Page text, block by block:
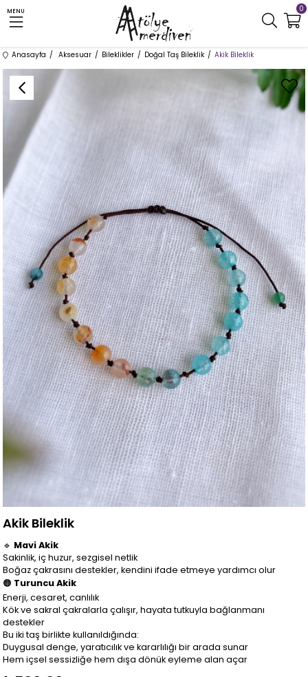
MENU 0
Anasayfa Aksesuar Bileklikler Doğal Taş Bileklik Akik Bileklik
Akik Bileklik
🔹 Mavi Akik
Sakinlik, iç huzur, sezgisel netlik
Boğaz çakrasını destekler, kendini ifade etmeye yardımcı olur
🟠 Turuncu Akik
Enerji, cesaret, canlılık
Kök ve sakral çakralarla çalışır, hayata tutkuyla bağlanmanı
destekler
Bu iki taş birlikte kullanıldığında:
Duygusal denge, yaratıcılık ve kararlılığı bir arada sunar
Hem içsel sessizliğe hem dışa dönük eyleme alan açar